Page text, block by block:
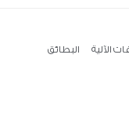
الآلية البطائق